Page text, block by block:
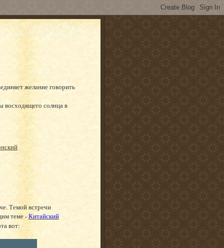
желание говорить
восходящего солнца в
Темой встречи
теме -Китайский
вот: